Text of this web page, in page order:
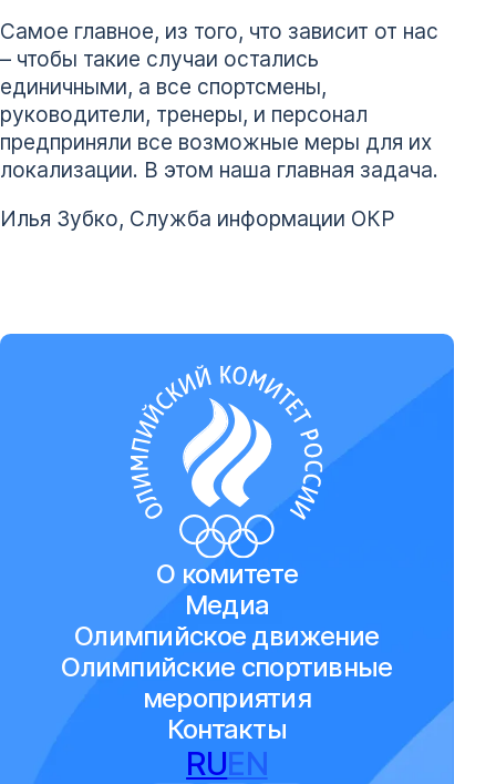
Самое главное, из того, что зависит от нас
– чтобы такие случаи остались
единичными, а все спортсмены,
руководители, тренеры, и персонал
предприняли все возможные меры для их
локализации. В этом наша главная задача.
Илья Зубко, Служба информации ОКР
О комитете
Медиа
Олимпийское движение
Олимпийские спортивные
мероприятия
Контакты
RUEN